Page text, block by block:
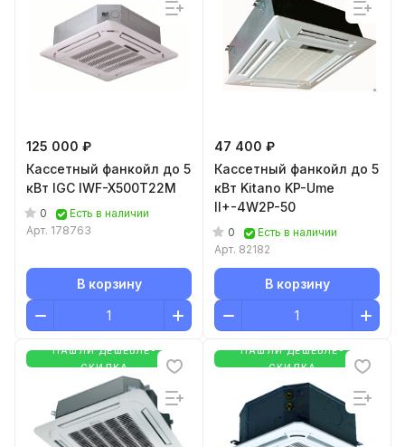
125 000 ₽
Кассетный фанкойл до 5
кВт IGC IWF-X500T22M
0
Есть в наличии
Арт. 178763
В корзину
47 400 ₽
Кассетный фанкойл до 5
кВт Kitano KP-Ume
II+-4W2P-50
0
Есть в наличии
Арт. 82182
В корзину
НАШЛИ ДЕШЕВЛЕ-
СКИДКА
НАШЛИ ДЕШЕВЛЕ-
СКИДКА